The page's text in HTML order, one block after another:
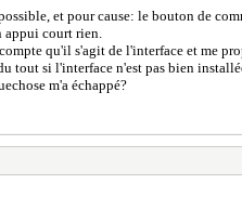
et pour cause: le bouton de
court rien.
qu'il s'agit de l'interface et me
tout si l'interface n'est pas bien
m'a échappé?